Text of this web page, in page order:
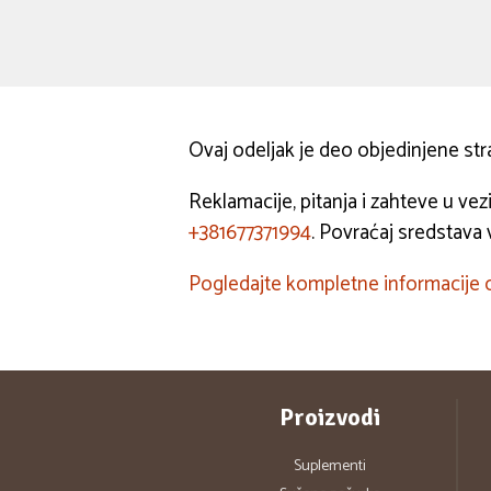
Ovaj odeljak je deo objedinjene
Reklamacije, pitanja i zahteve u
+381677371994. Povraćaj
Pogledajte kompletne informacije
Proizvodi
Suplementi